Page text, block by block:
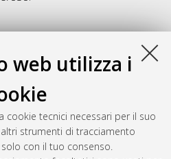
web utilizza i
cookie tecnici necessari per il suo
strumenti di tracciamento
con il tuo consenso.
di personalizzazione della
cardiaca
di Bologna. Dottorato di
progetto n. 1
cardiaca", 25 Ciclo. DOI
5332.